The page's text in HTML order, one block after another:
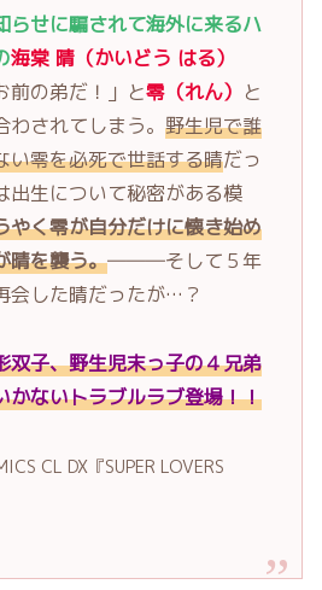
らせに騙されて海外に来るハ
海棠 晴（かいどう はる）
前の弟だ！」と零（れん） と
されてしまう。 野生児で誰
い零を必死で世話する晴だっ
出生について秘密がある模
やく零が自分だけに懐き始め
晴を襲う。―――そして５年
会した晴だったが…？
双子、野生児末っ子の４兄弟
かないトラブルラブ登場！！
CL DX『SUPER LOVERS